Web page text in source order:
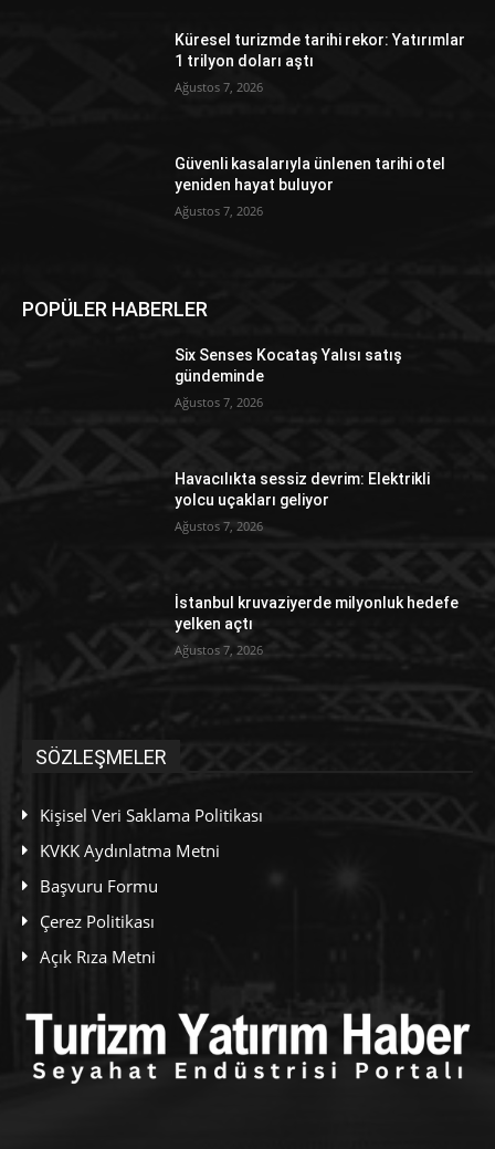
Küresel turizmde tarihi rekor: Yatırımlar
1 trilyon doları aştı
Ağustos 7, 2026
Güvenli kasalarıyla ünlenen tarihi otel
yeniden hayat buluyor
Ağustos 7, 2026
POPÜLER HABERLER
Six Senses Kocataş Yalısı satış
gündeminde
Ağustos 7, 2026
Havacılıkta sessiz devrim: Elektrikli
yolcu uçakları geliyor
Ağustos 7, 2026
İstanbul kruvaziyerde milyonluk hedefe
yelken açtı
Ağustos 7, 2026
SÖZLEŞMELER
Kişisel Veri Saklama Politikası
KVKK Aydınlatma Metni
Başvuru Formu
Çerez Politikası
Açık Rıza Metni